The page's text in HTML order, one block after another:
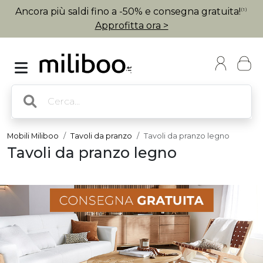
Ancora più saldi fino a -50% e consegna gratuita! (1)
Approfitta ora >
Mobili Miliboo Tavoli da pranzo Tavoli da pranzo legno
Tavoli da pranzo legno